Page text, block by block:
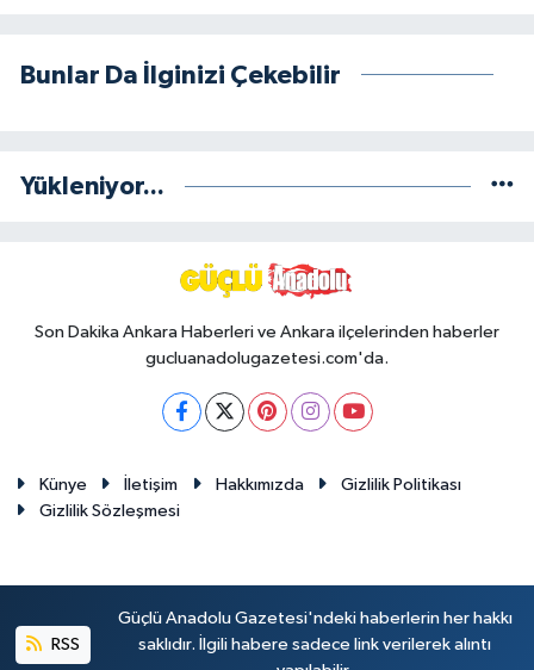
Bunlar Da İlginizi Çekebilir
Yükleniyor...
Son Dakika Ankara Haberleri ve Ankara ilçelerinden haberler
gucluanadolugazetesi.com'da.
Künye İletişim Hakkımızda
Gizlilik Politikası
Gizlilik Sözleşmesi
RSS
Güçlü Anadolu Gazetesi'ndeki haberlerin her hakkı
saklıdır. İlgili habere sadece link verilerek alıntı